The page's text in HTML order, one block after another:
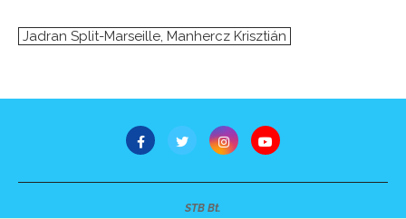
Jadran Split-Marseille Manhercz Krisztián
STB Bt.